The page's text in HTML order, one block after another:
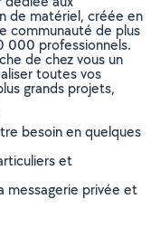
de matériel, créée en
communauté de plus
000 professionnels.
de chez vous un
toutes vos
grands projets,
besoin en quelques
et
messagerie privée et